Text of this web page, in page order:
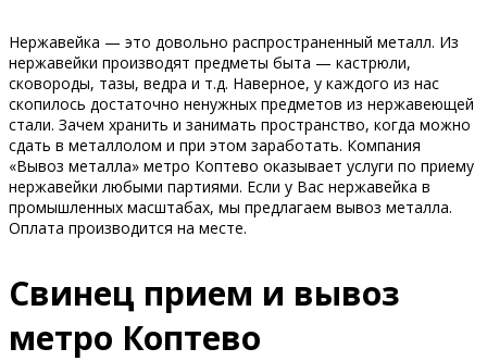
Нержавейка — это довольно распространенный металл. Из
нержавейки производят предметы быта — кастрюли,
сковороды, тазы, ведра и т.д. Наверное, у каждого из нас
скопилось достаточно ненужных предметов из нержавеющей
стали. Зачем хранить и занимать пространство, когда можно
сдать в металлолом и при этом заработать. Компания
«Вывоз металла» метро Коптево оказывает услуги по приему
нержавейки любыми партиями. Если у Вас нержавейка в
промышленных масштабах, мы предлагаем вывоз металла.
Оплата производится на месте.
Свинец прием и вывоз
метро Коптево